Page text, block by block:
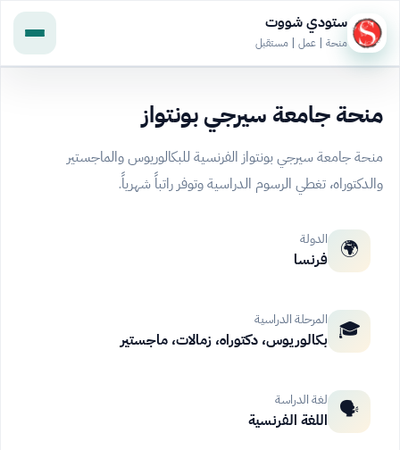
ستودي شووت
منحة | عمل | مستقبل
منحة جامعة سيرجي بونتواز
منحة جامعة سيرجي بونتواز الفرنسية للبكالوريوس والماجستير
والدكتوراه، تغطي الرسوم الدراسية وتوفر راتباً شهرياً.
🌍 الدولة
فرنسا
🎓 المرحلة الدراسية
بكالوريوس، دكتوراه، زمالات، ماجستير
🗣️ لغة الدراسة
اللغة الفرنسية